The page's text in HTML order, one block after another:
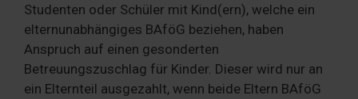
Studenten oder Schüler mit Kind(ern), welche ein
elternunabhängiges BAföG beziehen, haben
Anspruch auf einen gesonderten
Betreuungszuschlag für Kinder. Dieser wird nur an
ein Elternteil ausgezahlt, wenn beide Eltern BAföG